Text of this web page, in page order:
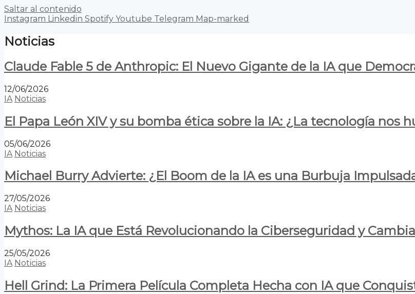
Saltar al contenido
Instagram Linkedin Spotify Youtube Telegram Map-marked
Noticias
Claude Fable 5 de Anthropic: El Nuevo Gigante de la IA que
12/06/2026
IA Noticias
El Papa León XIV y su bomba ética sobre la IA: ¿La tecnología nos
05/06/2026
IA Noticias
Michael Burry Advierte: ¿El Boom de la IA es una Burbuja
27/05/2026
IA Noticias
Mythos: La IA que Está Revolucionando la Ciberseguridad y
25/05/2026
IA Noticias
Hell Grind: La Primera Película Completa Hecha con IA que